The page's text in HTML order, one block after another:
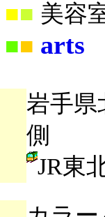
■ 美容
■■ arts
岩手県
側
JR東